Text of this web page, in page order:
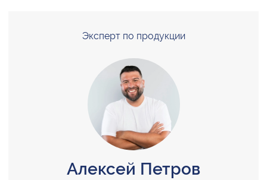
Эксперт по продукции
Алексей Петров